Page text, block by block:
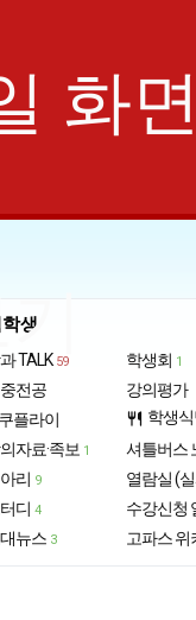
화
생
TALK 59
전공
플라이
자료·족보 1
리 9
디 4
뉴스 3
학생회 1
강의평가
restaurant 학생
셔틀버스
열람실 (
수강신청
고파스 위